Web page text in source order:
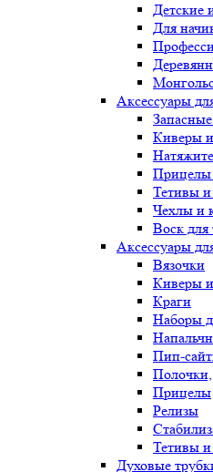
Детские
Для
Аксессуары
Киверы
Прицелы
Тетивы
Чехлы и
Воск для
Аксессуары
Вязочки
Киверы
Краги
Наборы
Пип-
Прицелы
Релизы
Тетивы
Духовые